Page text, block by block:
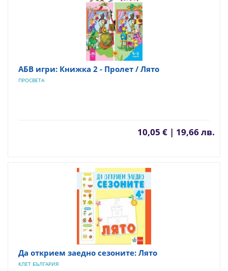
АБВ игри: Книжка 2 - Пролет / Лято
ПРОСВЕТА
10,05 € | 19,66 лв.
Да открием заедно сезоните: Лято
КЛЕТ БЪЛГАРИЯ